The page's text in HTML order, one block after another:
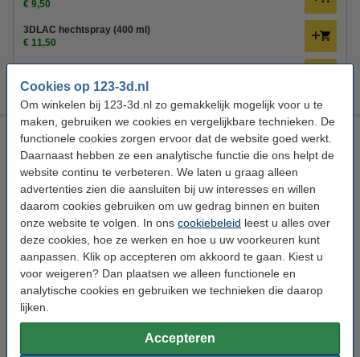
Cookies op 123-3d.nl
Om winkelen bij 123-3d.nl zo gemakkelijk mogelijk voor u te
maken, gebruiken we cookies en vergelijkbare technieken. De
functionele cookies zorgen ervoor dat de website goed werkt.
Daarnaast hebben ze een analytische functie die ons helpt de
website continu te verbeteren. We laten u graag alleen
advertenties zien die aansluiten bij uw interesses en willen
daarom cookies gebruiken om uw gedrag binnen en buiten
onze website te volgen. In ons cookiebeleid leest u alles over
deze cookies, hoe ze werken en hoe u uw voorkeuren kunt
aanpassen. Klik op accepteren om akkoord te gaan. Kiest u
voor weigeren? Dan plaatsen we alleen functionele en
analytische cookies en gebruiken we technieken die daarop
lijken.
Accepteren
€ 9,50
3DLAC hechtspray (400 ml)
€ 11,50
€ 23,85
BASF Ultrafuse TPC 45D filament Rood 2,85 mm 0,5 kg
TPC Filament BASF TPC 45D Rood
Bekijk de specificaties en beschrijving
Direct leverbaar
Morgen in huis
€ 30,50
75% korting:
€ 7,63
Direct meebestellen